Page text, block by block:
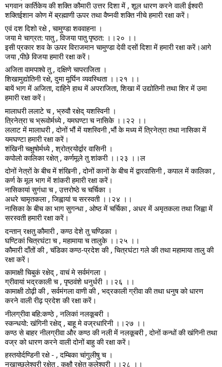
भगवान कार्तिकेय की शक्ति कौमारी उत्तर दिशा में , शूल धारण करने वाली ईश्वरी
शक्तिईशान कोण में ब्रह्माणी ऊपर तथा वैष्नवी शक्ति नीचे हमारी रक्षा करें।
एवं दश दिशो रक्षे , चामुण्डा शववाहना ।
जया मे चाग्रत: पातु , विजया पातु पृष्ठत: ।।२० ।।
इसी प्रकार शव के ऊपर विराजमान चामुण्डा देवी दसों दिशा में हमारी रक्षा करें।आगे
जया ,पीछे विजया हमारी रक्षा करें।
अजिता वामपाश्वे तु , दक्षिणे चापराजिता ।
शिखामुद्योतिनी रक्षे, दुमा मूर्घिन व्यवस्थिता ।।२१ ।।
बायें भाग में अजिता, दाहिने हाथ में अपराजिता, शिखा में उद्योतिनी तथा शिर में उमा
हमारी रक्षा करें।
मालाधरी ललाटे च , भ्रुवौ रक्षेद् यशस्विनी ।
त्रिनेत्रा च भ्रूवोर्मध्ये , यमघण्टा च नासिके ।।२२ ।।
ललाट में मालाधरी , दोनों भौं में यशस्विनी ,भौं के मध्य में त्रिनेत्रा तथा नासिका में
यमघण्टा हमारी रक्षा करें।
शंखिनी चक्षुषोर्मध्ये , श्रोत्रयोर्द्वार वासिनी ।
कपोलो कालिका रक्षेत् , कर्णमूले तु शांकरी ।।२३ ।।ल
दोनों नेत्रों के बीच में शंखिनी , दोनों कानों के बीच में द्वारवासिनी , कपाल में कालिका ,
कर्ण के मूल भाग में शांकरी हमारी रक्षा करें।
नासिकायां सुगंधा च , उत्तरोष्ठे च चर्चिका ।
अधरे चामृतकला , जिह्वायां च सरस्वती ।।२४ ।।
नासिका के बीच का भाग सुगन्धा , ओष्ठ में चर्चिका , अधर में अमृतकला तथा जिह्वा में
सरस्वती हमारी रक्षा करें।
दन्तान् रक्षतु कौमारी , कण्ठ देशे तु चण्डिका ।
घण्टिकां चित्रघंटा च , महामाया च तालुके ।।२५ ।।
कौमारी दाँतों की , चंडिका कण्ठ-प्रदेश की , चित्रघंटा गले की तथा महामाया तालु की
रक्षा करें।
कामाक्षी चिबुकं रक्षेद् , वाचं मे सर्वमंगला ।
ग्रीवायां भद्रकाली च , पृष्ठवंशे धनुर्धरी ।।२६ ।।
कामाक्षी ठोढ़ी की , सर्वमंगला वाणी की , भद्रकाली ग्रीवा की तथा धनुष को धारण
करने वाली रीढ़ प्रदेश की रक्षा करें।
नीलग्रीवा बहि:कण्ठे , नलिकां नलकूबरी ।
स्कन्धयो: खंगिनी रक्षेद् , बाहू मे वज्रधारिनी ।।२७ ।।
कण्ठ से बाहर नीलग्रीवा और कण्ठ की नली में नलकूबरी , दोनों कन्धों की खंगिनी तथा
वज्र को धारण करने वाली दोनों बाहु की रक्षा करें।
हस्तयोर्दण्डिनी रक्षे - , दम्बिका चांगुलीषु च ।
नखाच्छुलेश्वरी रक्षेत् , कुक्षौ रक्षेत् कुलेश्वरी ।।२८ ।।